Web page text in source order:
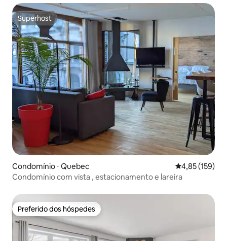
Superhost
Superhost
Condomínio ⋅ Quebec 4,85 de uma
4,85 (159)
Condomínio com vista , estacionamento e lareira
Preferido dos hóspedes
Preferido dos hóspedes